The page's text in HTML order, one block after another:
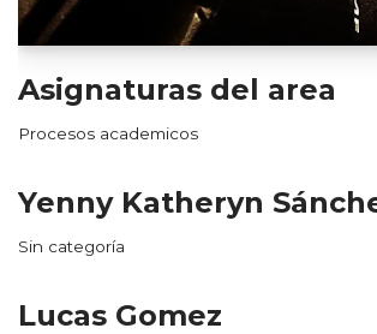
Asignaturas del area
Procesos academicos
Yenny Katheryn
Sin categoría
Lucas Gomez